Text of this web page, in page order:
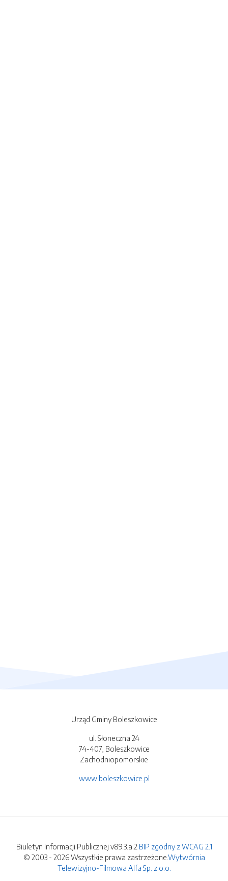
Urząd Gminy Boleszkowice
ul. Słoneczna 24
74-407, Boleszkowice
Zachodniopomorskie
www.boleszkowice.pl
Biuletyn Informacji Publicznej v89.3.a.2 BIP zgodny z WCAG 2.1
© 2003 - 2026 Wszystkie prawa zastrzeżone.Wytwórnia
Telewizyjno-Filmowa Alfa Sp. z o.o.